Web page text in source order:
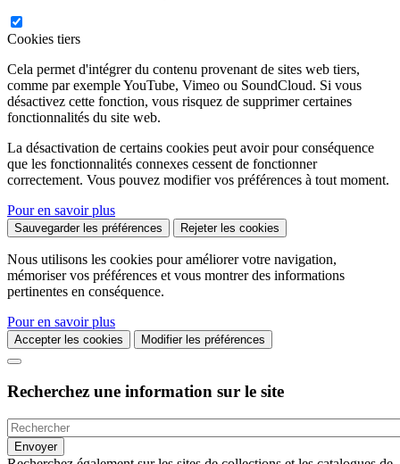
Cookies tiers
Cela permet d'intégrer du contenu provenant de sites web tiers,
comme par exemple YouTube, Vimeo ou SoundCloud. Si vous
désactivez cette fonction, vous risquez de supprimer certaines
fonctionnalités du site web.
La désactivation de certains cookies peut avoir pour conséquence
que les fonctionnalités connexes cessent de fonctionner
correctement. Vous pouvez modifier vos préférences à tout moment.
Pour en savoir plus
Sauvegarder les préférences Rejeter les cookies
Nous utilisons les cookies pour améliorer votre navigation,
mémoriser vos préférences et vous montrer des informations
pertinentes en conséquence.
Pour en savoir plus
Accepter les cookies Modifier les préférences
Recherchez une information sur le site